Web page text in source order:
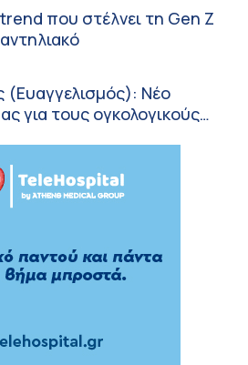
που στέλνει τη Gen Z
Νέο
για τους ογκολογικούς
δοκιμών
8 χρήσιμες οδηγίες
Ερυθρό Σταυρό
διαβήτη – Ένας πυλώνας
και καλοκαίρι –